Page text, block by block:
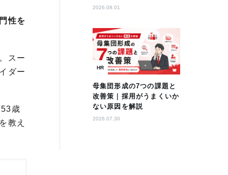
性を
スー
ダー
歳
教え
2026.08.01
HR
母集団形成の7つの課題と
改善策｜採用がうまくいか
ない原因を解説
2026.07.30